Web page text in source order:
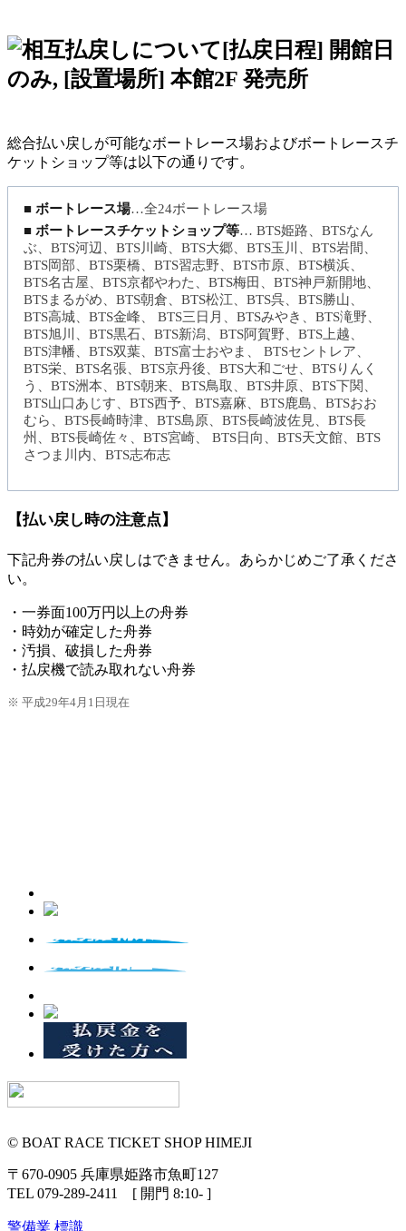
[払戻日程] 開館日
のみ, [設置場所] 本館2F 発売所
総合払い戻しが可能なボートレース場およびボートレースチ
ケットショップ等は以下の通りです。
■ ボートレース場…全24ボートレース場
■ ボートレースチケットショップ等… BTS姫路、BTSなん
ぶ、BTS河辺、BTS川崎、BTS大郷、BTS玉川、BTS岩間、
BTS岡部、BTS栗橋、BTS習志野、BTS市原、BTS横浜、
BTS名古屋、BTS京都やわた、BTS梅田、BTS神戸新開地、
BTSまるがめ、BTS朝倉、BTS松江、BTS呉、BTS勝山、
BTS高城、BTS金峰、 BTS三日月、BTSみやき、BTS滝野、
BTS旭川、BTS黒石、BTS新潟、BTS阿賀野、BTS上越、
BTS津幡、BTS双葉、BTS富士おやま、 BTSセントレア、
BTS栄、BTS名張、BTS京丹後、BTS大和ごせ、BTSりんく
う、BTS洲本、BTS朝来、BTS鳥取、BTS井原、BTS下関、
BTS山口あじす、BTS西予、BTS嘉麻、BTS鹿島、BTSおお
むら、BTS長崎時津、BTS島原、BTS長崎波佐見、BTS長
州、BTS長崎佐々、BTS宮崎、 BTS日向、BTS天文館、BTS
さつま川内、BTS志布志
【払い戻し時の注意点】
下記舟券の払い戻しはできません。あらかじめご了承くださ
い。
・一券面100万円以上の舟券
・時効が確定した舟券
・汚損、破損した舟券
・払戻機で読み取れない舟券
※ 平成29年4月1日現在
© BOAT RACE TICKET SHOP HIMEJI
〒670-0905 兵庫県姫路市魚町127
TEL 079-289-2411 [ 開門 8:10- ]
警備業 標識